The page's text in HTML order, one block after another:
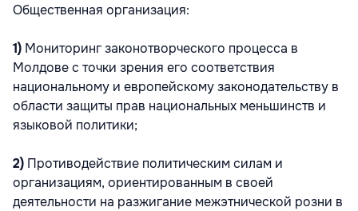
Общественная организация:
1) Мониторинг законотворческого процесса в
Молдове с точки зрения его соответствия
национальному и европейскому законодательству в
области защиты прав национальных меньшинств и
языковой политики;
2) Противодействие политическим силам и
организациям, ориентированным в своей
деятельности на разжигание межэтнической розни в